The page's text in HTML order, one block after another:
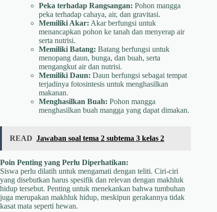
Peka terhadap Rangsangan: Pohon mangga
peka terhadap cahaya, air, dan gravitasi.
Memiliki Akar: Akar berfungsi untuk
menancapkan pohon ke tanah dan menyerap air
serta nutrisi.
Memiliki Batang: Batang berfungsi untuk
menopang daun, bunga, dan buah, serta
mengangkut air dan nutrisi.
Memiliki Daun: Daun berfungsi sebagai tempat
terjadinya fotosintesis untuk menghasilkan
makanan.
Menghasilkan Buah: Pohon mangga
menghasilkan buah mangga yang dapat dimakan.
READ Jawaban soal tema 2 subtema 3 kelas 2
Poin Penting yang Perlu Diperhatikan:
Siswa perlu dilatih untuk mengamati dengan teliti. Ciri-ciri
yang disebutkan harus spesifik dan relevan dengan makhluk
hidup tersebut. Penting untuk menekankan bahwa tumbuhan
juga merupakan makhluk hidup, meskipun gerakannya tidak
kasat mata seperti hewan.